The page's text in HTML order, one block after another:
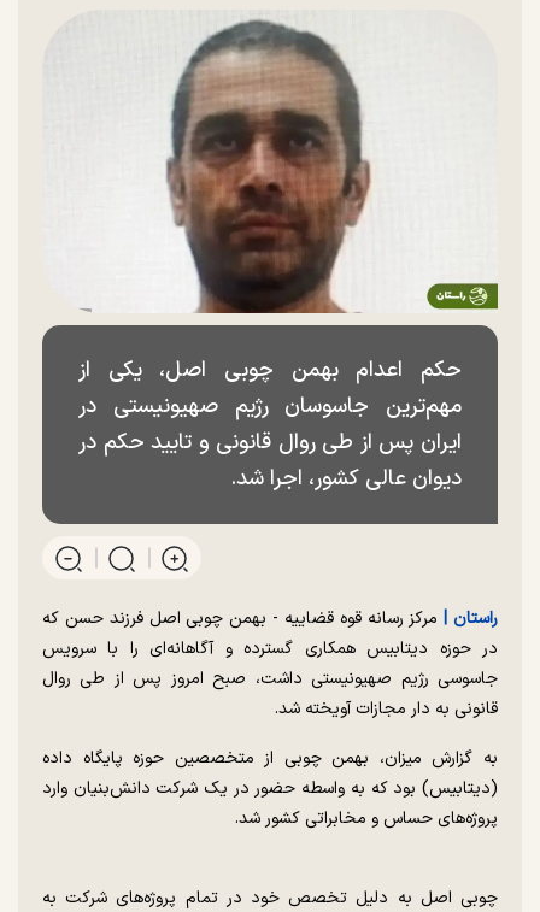
حکم اعدام بهمن چوبی اصل، یکی از
مهم‌ترین جاسوسان رژیم صهیونیستی در
ایران پس از طی روال قانونی و تایید حکم در
دیوان عالی کشور، اجرا شد.
راستان |مرکز رسانه قوه قضاییه - بهمن چوبی اصل فرزند حسن که
در حوزه دیتابیس همکاری گسترده و آگاهانه‌ای را با سرویس
جاسوسی رژیم صهیونیستی داشت، صبح امروز پس از طی روال
قانونی به دار مجازات آویخته شد.
به گزارش میزان، بهمن چوبی از متخصصین حوزه پایگاه داده
(دیتابیس) بود که به واسطه حضور در یک شرکت دانش‌بنیان وارد
پروژه‌های حساس و مخابراتی کشور شد.
چوبی اصل به دلیل تخصص خود در تمام پروژه‌های شرکت به